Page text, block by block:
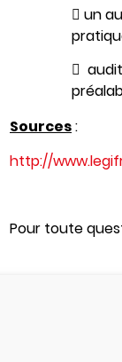
 un

Sources:
http://
Pour toute